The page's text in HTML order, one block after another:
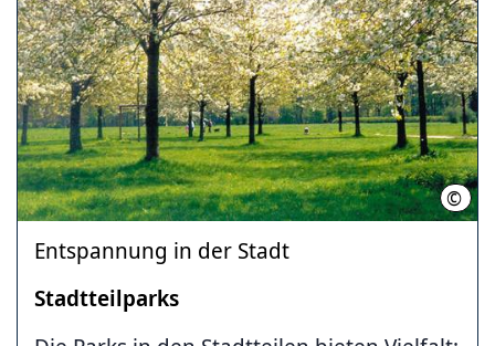
© LHH
Entspannung in der Stadt
Stadtteilparks